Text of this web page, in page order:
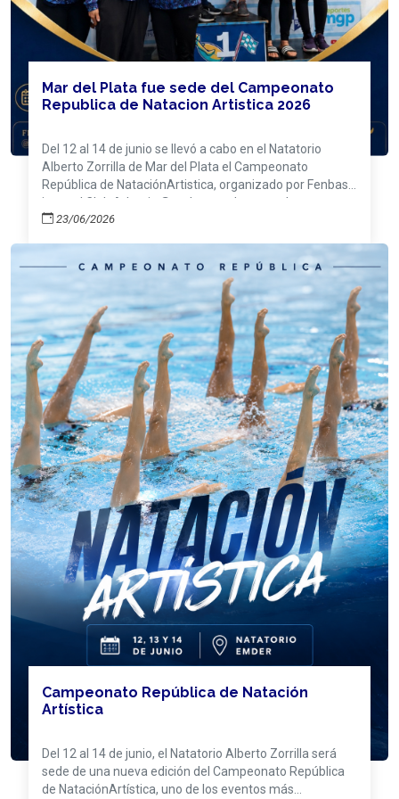
Mar del Plata fue sede del Campeonato
Republica de Natacion Artistica 2026
Del 12 al 14 de junio se llevó a cabo en el Natatorio
Alberto Zorrilla de Mar del Plata el Campeonato
República de NataciónArtistica, organizado por Fenbas
junto al Club Atlantis @nadoart.mdp y con el
acompañamiento del EMDER@natatoriozorrillaEl
Buenos Aires, Santa Fe, Córdoba y Santiago del Estero,
con la participación de más de 30 nadadoras
marplatenses en las categorías Infantil, Juvenil, Junior y
Senior.Podios generales:GER Rosario - 292 puntos
@gersincroClub Atlantis Mar del Plata - 241 puntos
@nadoart.mdp3Nademos - 206 puntos
@nademosargentina
23/06/2026
Campeonato República de Natación
Artística
Del 12 al 14 de junio, el Natatorio Alberto Zorrilla será
sede de una nueva edición del Campeonato República
de NataciónArtística, uno de los eventos más